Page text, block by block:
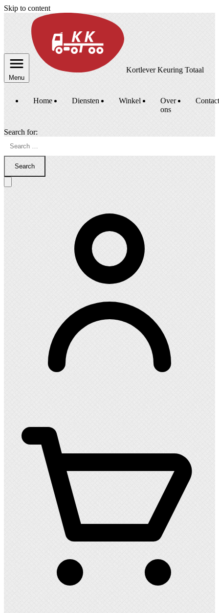
Skip to content
Menu
Kortlever Keuring Totaal
Home Diensten Winkel
Over
ons
Contact
Search for:
Search